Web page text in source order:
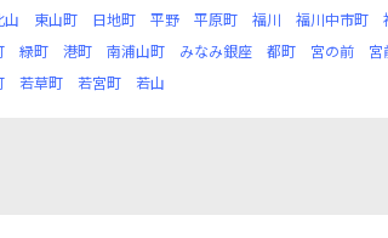
山 東山町 日地町 平野 平原町 福川 福川中市町
緑町 港町 南浦山町 みなみ銀座 都町 宮の前 宮
若草町 若宮町 若山